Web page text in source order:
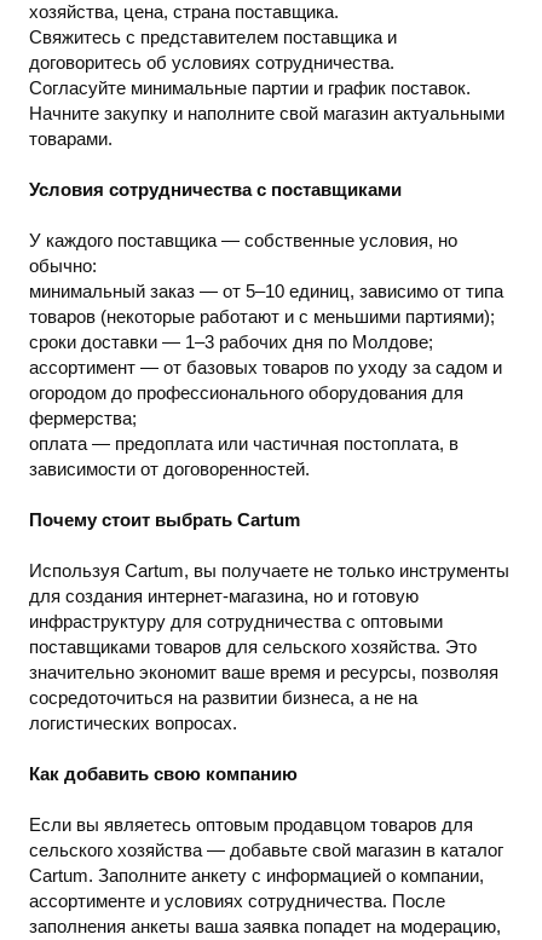
хозяйства, цена, страна поставщика.
Свяжитесь с представителем поставщика и
договоритесь об условиях сотрудничества.
Согласуйте минимальные партии и график поставок.
Начните закупку и наполните свой магазин актуальными
товарами.
Условия сотрудничества с поставщиками
У каждого поставщика — собственные условия, но
обычно:
минимальный заказ — от 5–10 единиц, зависимо от типа
товаров (некоторые работают и с меньшими партиями);
сроки доставки — 1–3 рабочих дня по Молдове;
ассортимент — от базовых товаров по уходу за садом и
огородом до профессионального оборудования для
фермерства;
оплата — предоплата или частичная постоплата, в
зависимости от договоренностей.
Почему стоит выбрать Cartum
Используя Cartum, вы получаете не только инструменты
для создания интернет-магазина, но и готовую
инфраструктуру для сотрудничества с оптовыми
поставщиками товаров для сельского хозяйства. Это
значительно экономит ваше время и ресурсы, позволяя
сосредоточиться на развитии бизнеса, а не на
логистических вопросах.
Как добавить свою компанию
Если вы являетесь оптовым продавцом товаров для
сельского хозяйства — добавьте свой магазин в каталог
Cartum. Заполните анкету с информацией о компании,
ассортименте и условиях сотрудничества. После
заполнения анкеты ваша заявка попадет на модерацию,